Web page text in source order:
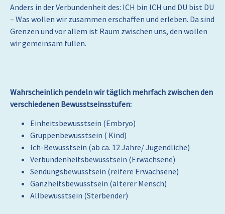
Anders in der Verbundenheit des: ICH bin ICH und DU bist DU
– Was wollen wir zusammen erschaffen und erleben. Da sind
Grenzen und vor allem ist Raum zwischen uns, den wollen
wir gemeinsam füllen.
Wahrscheinlich pendeln wir täglich mehrfach zwischen den
verschiedenen Bewusstseinsstufen:
Einheitsbewusstsein (Embryo)
Gruppenbewusstsein ( Kind)
Ich-Bewusstsein (ab ca. 12 Jahre/ Jugendliche)
Verbundenheitsbewusstsein (Erwachsene)
Sendungsbewusstsein (reifere Erwachsene)
Ganzheitsbewusstsein (älterer Mensch)
Allbewusstsein (Sterbender)